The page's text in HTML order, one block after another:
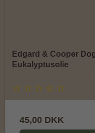
Edgard & Cooper
Eukalyptusolie
45,00 DKK